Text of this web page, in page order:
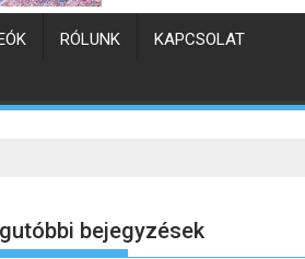
RÓLUNK KAPCSOLAT
bejegyzések